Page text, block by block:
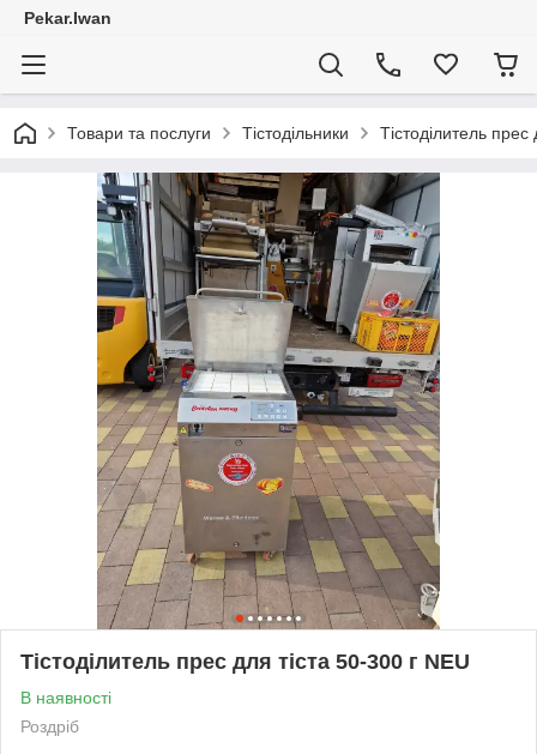
Pekar.Iwan
Товари та послуги Тістодільники Тістоділитель
Тістоділитель прес для тіста 50-300 г NEU
В наявності
Роздріб